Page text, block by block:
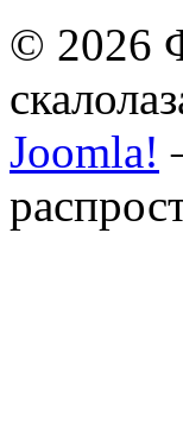
© 2026
Joomla!